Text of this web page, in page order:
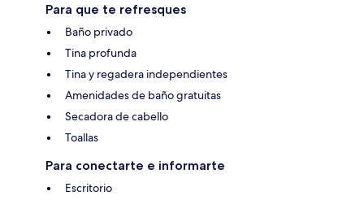
Para que te refresques
Baño privado
Tina profunda
Tina y regadera independientes
Amenidades de baño gratuitas
Secadora de cabello
Toallas
Para conectarte e informarte
Escritorio